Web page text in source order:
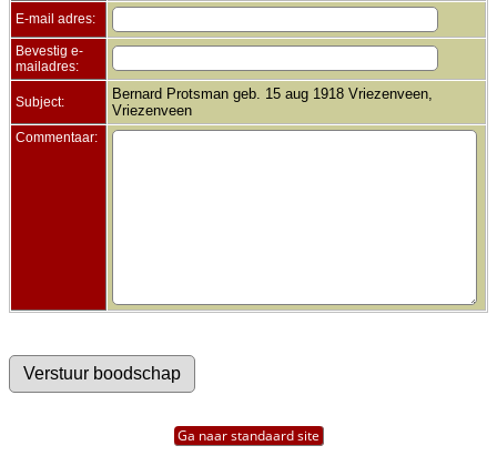
E-mail adres:
Bevestig e-
mailadres:
Subject:
Bernard Protsman geb. 15 aug 1918 Vriezenveen,
Vriezenveen
Commentaar:
Ga naar standaard site